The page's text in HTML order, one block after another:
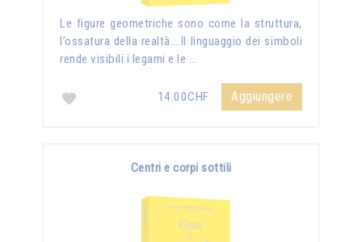
Le figure geometriche sono come la struttura,
l’ossatura della realtà….Il linguaggio dei simboli
rende visibili i legami e le …
14.00CHF Aggiungere
Centri e corpi sottili